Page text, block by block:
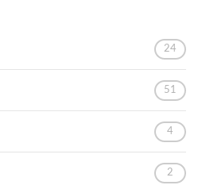
24
51
4
2